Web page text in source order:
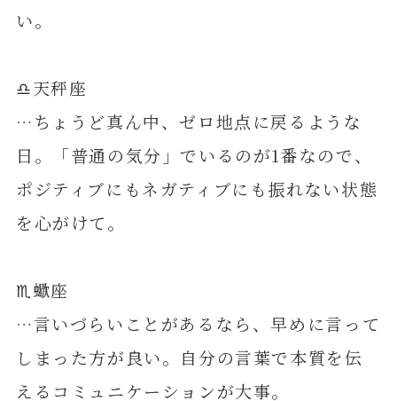
い。
♎️天秤座
…ちょうど真ん中、ゼロ地点に戻るような
日。「普通の気分」でいるのが1番なので、
ポジティブにもネガティブにも振れない状態
を心がけて。
♏️蠍座
…言いづらいことがあるなら、早めに言って
しまった方が良い。自分の言葉で本質を伝
えるコミュニケーションが大事。